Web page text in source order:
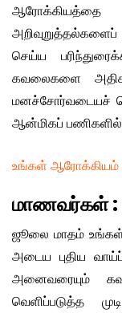
செய்ய
கவலைகளை
மனச்சோர்வடையச்
ஆன்மிகப் பணிகளில்
உங்கள் ஆரோக்கியம்
மாணவர்கள் :
ஜூலை மாதம் உங்கள்
அடைய புதிய
அனைவரையும்
வெளிப்படுத்த